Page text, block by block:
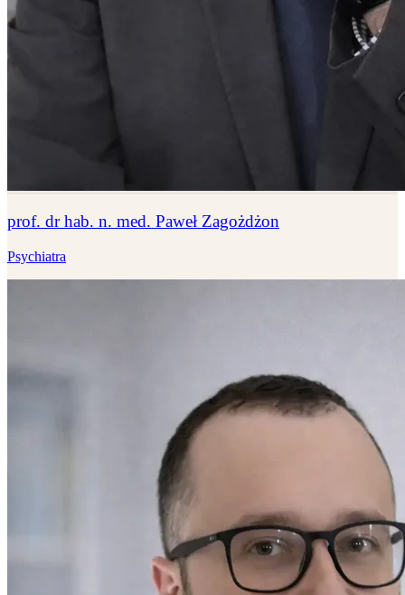
prof. dr hab. n. med. Paweł Zagożdżon
Psychiatra